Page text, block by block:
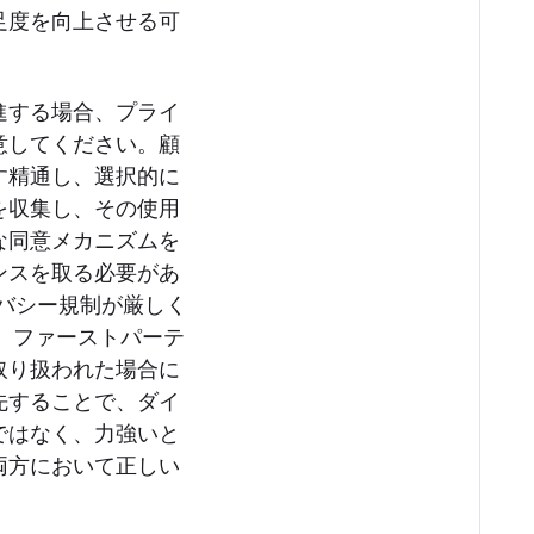
を向上させる可
る場合、プライ
てください。顧
通し、選択的に
集し、その使用
意メカニズムを
を取る必要があ
シー規制が厳しく
ファーストパーテ
扱われた場合に
ることで、ダイ
なく、力強いと
において正しい